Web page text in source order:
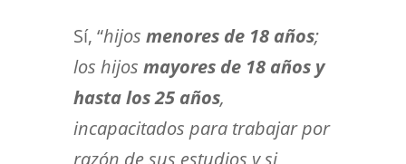
Sí, “hijos menores de 18 años;
los hijos mayores de 18 años y
hasta los 25 años,
incapacitados para trabajar por
razón de sus estudios y si